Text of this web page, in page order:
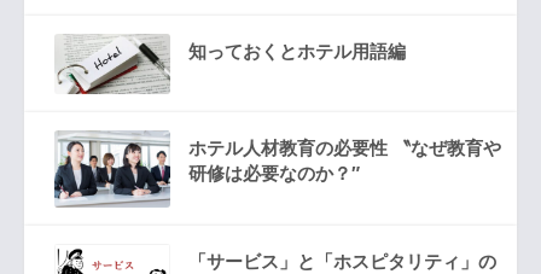
知っておくとホテル用語編
ホテル人材教育の必要性 〝なぜ教育や
研修は必要なのか？″
「サービス」と「ホスピタリティ」の